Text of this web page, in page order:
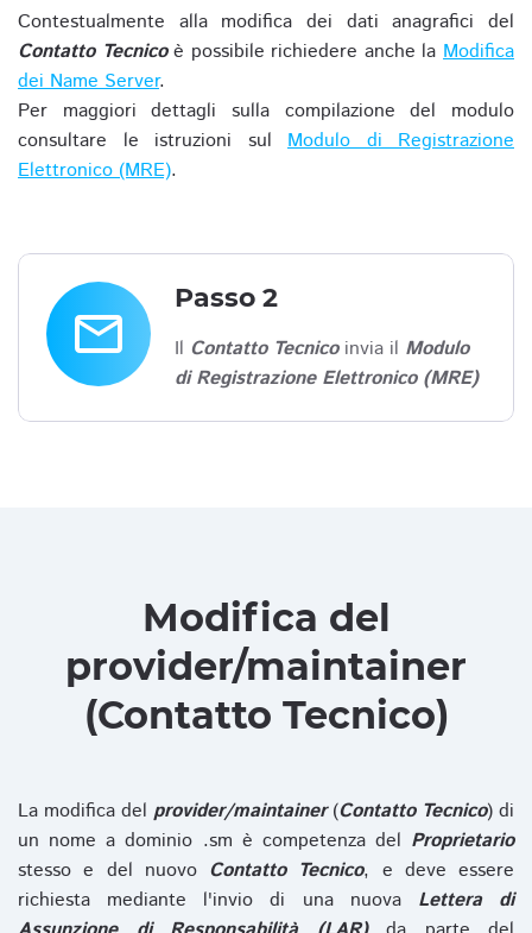
Contestualmente alla modifica dei dati anagrafici del
Contatto Tecnicoè possibile richiedere anche laModifica
dei Name Server.
Per maggiori dettagli sulla compilazione del modulo
consultare le istruzioni sul Modulo di Registrazione
Elettronico (MRE).
email
Passo 2
Il Contatto Tecnicoinvia il Modulo
di Registrazione Elettronico (MRE)
Modifica del
provider/maintainer
(Contatto Tecnico)
La modifica del provider/maintainer(Contatto Tecnico) di
un nome a dominio .sm è competenza del Proprietario
stesso e del nuovo Contatto Tecnico, e deve essere
richiesta mediante l'invio di una nuova Lettera di